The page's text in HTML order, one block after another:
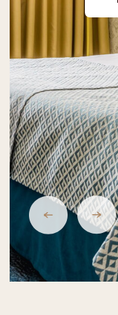
Ссылка на запись в
классифицированных
420107, Республика
Казань, улица
Отдел Бронирования
Старший специалист по
+7 (843) 278-16-16
+7 (843) 567-12-91
+7 (917) 220-23-68